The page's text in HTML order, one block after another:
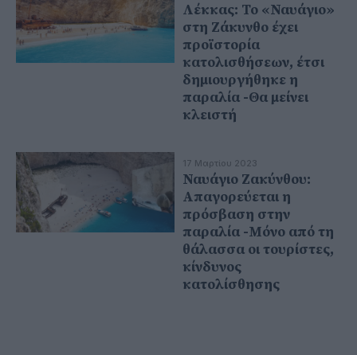
Λέκκας: Το «Ναυάγιο»
στη Ζάκυνθο έχει
προϊστορία
κατολισθήσεων, έτσι
δημιουργήθηκε η
παραλία -Θα μείνει
κλειστή
17 Μαρτίου 2023
Ναυάγιο Ζακύνθου:
Απαγορεύεται η
πρόσβαση στην
παραλία -Μόνο από τη
θάλασσα οι τουρίστες,
κίνδυνος
κατολίσθησης